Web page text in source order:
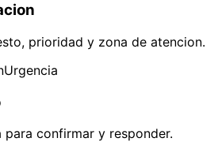
prioridad y zona de atencion.
Urgencia
para confirmar y responder.